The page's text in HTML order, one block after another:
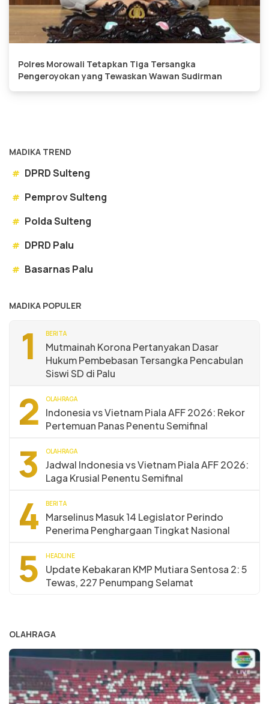
Polres Morowali Tetapkan Tiga Tersangka
Pengeroyokan yang Tewaskan Wawan Sudirman
MADIKA TREND
# DPRD Sulteng
# Pemprov Sulteng
# Polda Sulteng
# DPRD Palu
# Basarnas Palu
MADIKA POPULER
1 BERITA
Mutmainah Korona Pertanyakan Dasar
Hukum Pembebasan Tersangka Pencabulan
Siswi SD di Palu
2 OLAHRAGA
Indonesia vs Vietnam Piala AFF 2026: Rekor
Pertemuan Panas Penentu Semifinal
3 OLAHRAGA
Jadwal Indonesia vs Vietnam Piala AFF 2026:
Laga Krusial Penentu Semifinal
4 BERITA
Marselinus Masuk 14 Legislator Perindo
Penerima Penghargaan Tingkat Nasional
5 HEADLINE
Update Kebakaran KMP Mutiara Sentosa 2: 5
Tewas, 227 Penumpang Selamat
OLAHRAGA